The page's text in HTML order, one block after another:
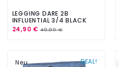
LEGGING DARE 2B
INFLUENTIAL 3/4 BLACK
CAMO
24,90 € 49,90 €
DEAL!
Neu